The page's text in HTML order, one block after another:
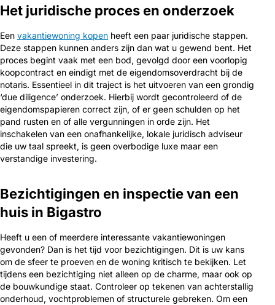
Het juridische proces en onderzoek
Een vakantiewoning kopen heeft een paar juridische stappen.
Deze stappen kunnen anders zijn dan wat u gewend bent. Het
proces begint vaak met een bod, gevolgd door een voorlopig
koopcontract en eindigt met de eigendomsoverdracht bij de
notaris. Essentieel in dit traject is het uitvoeren van een grondig
‘due diligence’ onderzoek. Hierbij wordt gecontroleerd of de
eigendomspapieren correct zijn, of er geen schulden op het
pand rusten en of alle vergunningen in orde zijn. Het
inschakelen van een onafhankelijke, lokale juridisch adviseur
die uw taal spreekt, is geen overbodige luxe maar een
verstandige investering.
Bezichtigingen en inspectie van een
huis in Bigastro
Heeft u een of meerdere interessante vakantiewoningen
gevonden? Dan is het tijd voor bezichtigingen. Dit is uw kans
om de sfeer te proeven en de woning kritisch te bekijken. Let
tijdens een bezichtiging niet alleen op de charme, maar ook op
de bouwkundige staat. Controleer op tekenen van achterstallig
onderhoud, vochtproblemen of structurele gebreken. Om een